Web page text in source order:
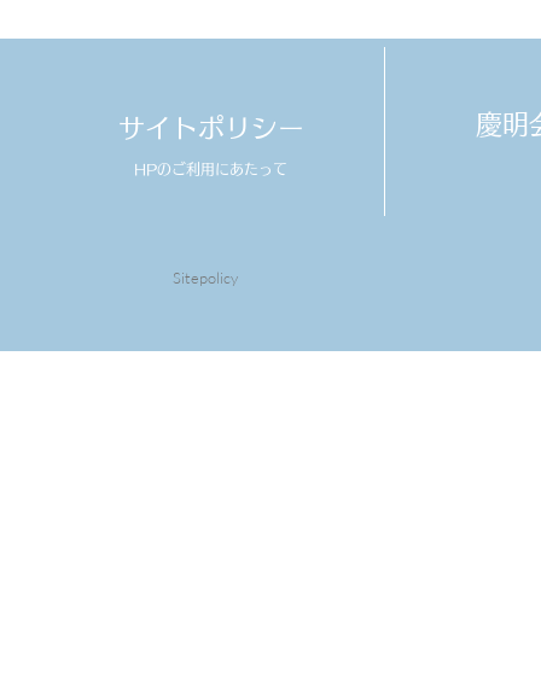
サイトポリシー
HPのご利用にあたって
慶明
Sitepolicy